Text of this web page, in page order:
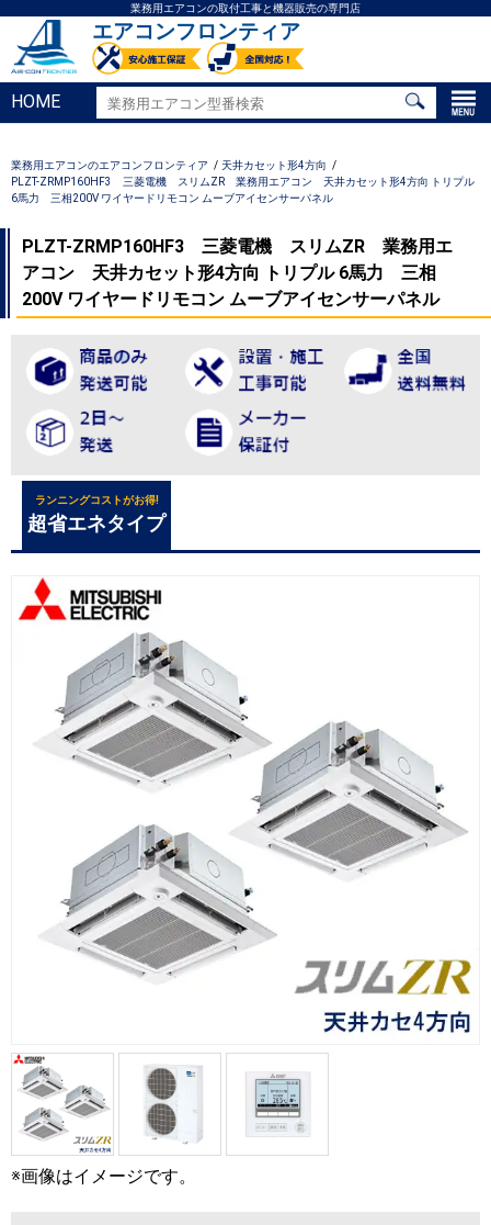
業務用エアコンの取付工事と機器販売の専門店
エアコンフロンティア
HOME
業務用エアコンのエアコンフロンティア
天井カセット形4方向
PLZT-ZRMP160HF3 三菱電機 スリムZR 業務用エアコン 天井カセット形4方向 トリプル
6馬力 三相200V ワイヤードリモコン ムーブアイセンサーパネル
PLZT-ZRMP160HF3 三菱電機 スリムZR 業務用エ
アコン 天井カセット形4方向 トリプル 6馬力 三相
200V ワイヤードリモコン ムーブアイセンサーパネル
ランニングコストがお得!
超省エネタイプ
※画像はイメージです。